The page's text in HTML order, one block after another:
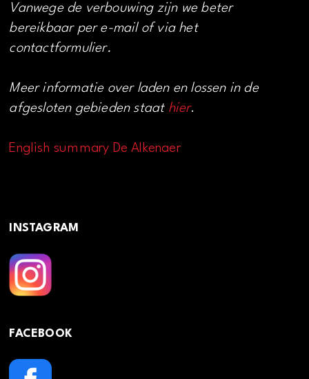
Vanwege de verbouwing zijn we beter
bereikbaar per e-mail of via het
contactformulier.
Meer informatie over laden en lossen in de
afgesloten gebieden staat hier.
English summary De Alkenaer
INSTAGRAM
FACEBOOK